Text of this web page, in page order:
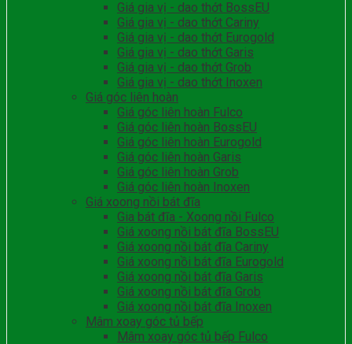
Giá gia vị - dao thớt BossEU
Giá gia vị - dao thớt Cariny
Giá gia vị - dao thớt Eurogold
Giá gia vị - dao thớt Garis
Giá gia vị - dao thớt Grob
Giá gia vị - dao thớt Inoxen
Giá góc liên hoàn
Giá góc liên hoàn Fulco
Giá góc liên hoàn BossEU
Giá góc liên hoàn Eurogold
Giá góc liên hoàn Garis
Giá góc liên hoàn Grob
Giá góc liên hoàn Inoxen
Giá xoong nồi bát đĩa
Gia bát đĩa - Xoong nồi Fulco
Giá xoong nồi bát đĩa BossEU
Giá xoong nồi bát đĩa Cariny
Giá xoong nồi bát đĩa Eurogold
Giá xoong nồi bát đĩa Garis
Giá xoong nồi bát đĩa Grob
Giá xoong nồi bát đĩa Inoxen
Mâm xoay góc tủ bếp
Mâm xoay góc tủ bếp Fulco